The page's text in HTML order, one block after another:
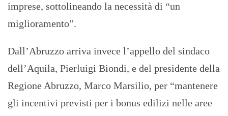
imprese, sottolineando la necessità di “un
miglioramento”.
Dall’Abruzzo arriva invece l’appello del sindaco
dell’Aquila, Pierluigi Biondi, e del presidente della
Regione Abruzzo, Marco Marsilio, per “mantenere
gli incentivi previsti per i bonus edilizi nelle aree